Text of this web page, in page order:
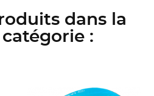
dans la
: